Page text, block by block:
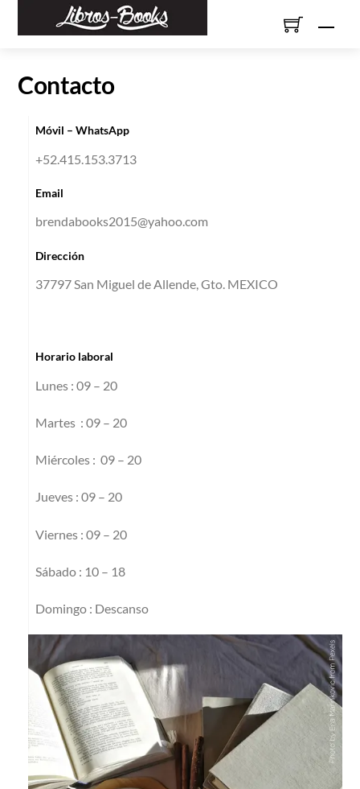
Contacto
Móvil – WhatsApp
+52.415.153.3713
Email
brendabooks2015@yahoo.com
Dirección
37797 San Miguel de Allende, Gto. MEXICO
Horario laboral
Lunes : 09 – 20
Martes : 09 – 20
Miércoles : 09 – 20
Jueves : 09 – 20
Viernes : 09 – 20
Sábado : 10 – 18
Domingo : Descanso